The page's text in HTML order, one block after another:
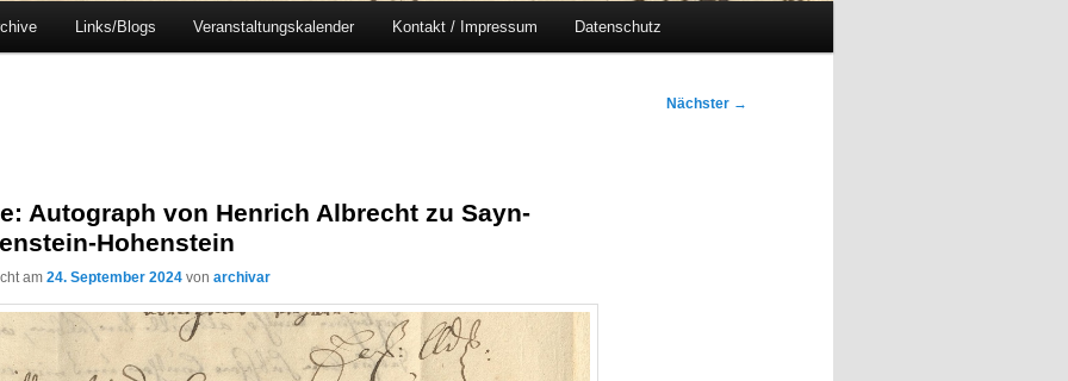
Links/Blogs Veranstaltungskalender Kontakt / Impressum Datenschutz
Nächster →
Autograph von Henrich Albrecht zu Sayn-
Hohenstein
am24. September 2024 vonarchivar